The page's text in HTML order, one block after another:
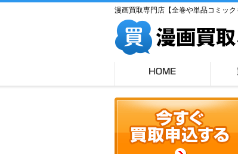
漫画買取専門店【全巻や単品コミック